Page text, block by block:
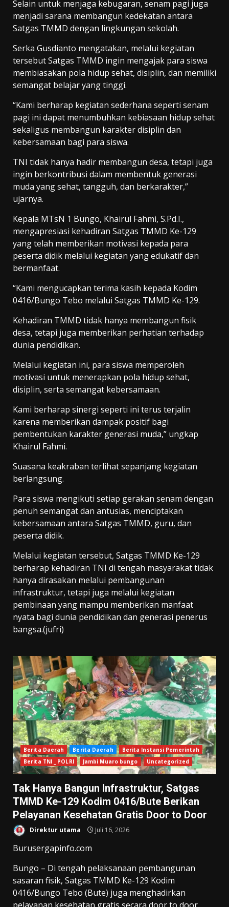
Selain untuk menjaga kebugaran, senam pagi juga
menjadi sarana membangun kedekatan antara
Satgas TMMD dengan lingkungan sekolah.
Serka Gusdianto mengatakan, melalui kegiatan
tersebut Satgas TMMD ingin mengajak para siswa
membiasakan pola hidup sehat, disiplin, dan memiliki
semangat belajar yang tinggi.
“Kami berharap kegiatan sederhana seperti senam
pagi ini dapat menumbuhkan kebiasaan hidup sehat
sekaligus membangun karakter disiplin dan
kebersamaan bagi para siswa.
TNI tidak hanya hadir membangun desa, tetapi juga
ingin berkontribusi dalam membentuk generasi
muda yang sehat, tangguh, dan berkarakter,”
ujarnya.
Kepala MTsN 1 Bungo, Khairul Fahmi, S.Pd.I.,
mengapresiasi kehadiran Satgas TMMD Ke-129
yang telah memberikan motivasi kepada para
peserta didik melalui kegiatan yang edukatif dan
bermanfaat.
“Kami mengucapkan terima kasih kepada Kodim
0416/Bungo Tebo melalui Satgas TMMD Ke-129.
Kehadiran TMMD tidak hanya membangun fisik
desa, tetapi juga memberikan perhatian terhadap
dunia pendidikan.
Melalui kegiatan ini, para siswa memperoleh
motivasi untuk menerapkan pola hidup sehat,
disiplin, serta semangat kebersamaan.
Kami berharap sinergi seperti ini terus terjalin
karena memberikan dampak positif bagi
pembentukan karakter generasi muda,” ungkap
Khairul Fahmi.
Suasana keakraban terlihat sepanjang kegiatan
berlangsung.
Para siswa mengikuti setiap gerakan senam dengan
penuh semangat dan antusias, menciptakan
kebersamaan antara Satgas TMMD, guru, dan
peserta didik.
Melalui kegiatan tersebut, Satgas TMMD Ke-129
berharap kehadiran TNI di tengah masyarakat tidak
hanya dirasakan melalui pembangunan
infrastruktur, tetapi juga melalui kegiatan
pembinaan yang mampu memberikan manfaat
nyata bagi dunia pendidikan dan generasi penerus
bangsa.(jufri)
Berita Daerah Berita Daerah
Berita Instansi Pemerintah
Berita TNI _ POLRI
Jambi Muaro bungo Uncategorized
Tak Hanya Bangun Infrastruktur, Satgas
TMMD Ke-129 Kodim 0416/Bute Berikan
Pelayanan Kesehatan Gratis Door to Door
Direktur utama Juli 16, 2026
Burusergapinfo.com
Bungo – Di tengah pelaksanaan pembangunan
sasaran fisik, Satgas TMMD Ke-129 Kodim
0416/Bungo Tebo (Bute) juga menghadirkan